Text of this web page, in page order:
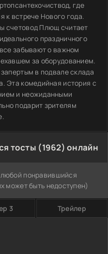
где
к встрече Нового года.
счетовод Плющ считает
праздничного
забывают о важном
за оборудованием.
в подвале склада
Эта комедийная история с
и неожиданными
подарит зрителям
тосты (1962) онлайн
понравившийся
может быть недоступен)
3 Трейлер